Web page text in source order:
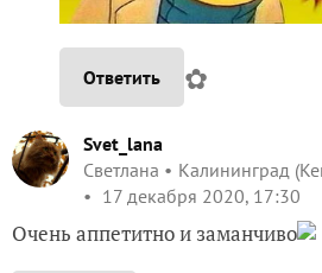
Ответить ✿
Svet_lana
Светлана
Калининград
17 декабря 2020, 17:30
Очень аппетитно и заманчиво